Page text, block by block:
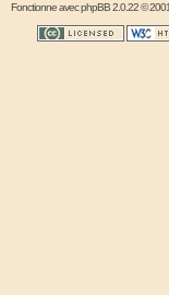
Fonctionne avecphpBB2.0.22 ©